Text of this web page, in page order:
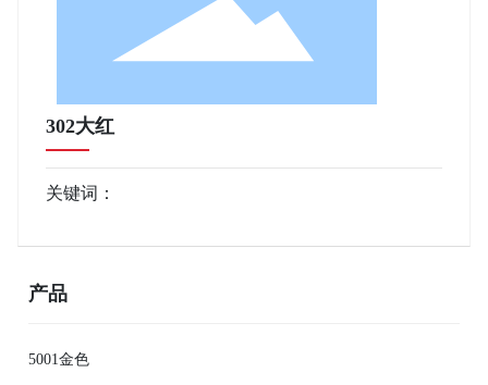
302大红
关键词：
产品
5001金色